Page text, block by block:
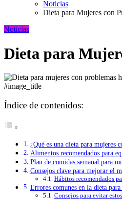
Noticias
Dieta para Mujeres con
Noticias
Dieta para
#image_title
Índice de contenidos:
¿Qué es una dieta para mujeres
Alimentos recomendados para
Plan de comidas semanal para
Consejos clave para mejorar el
Hábitos recomendados
Errores comunes en la dieta
Consejos para evitar